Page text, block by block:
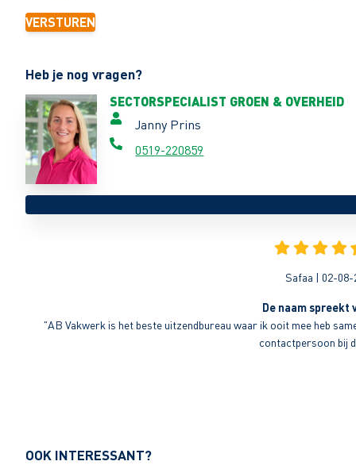
VERSTUREN
Heb je nog vragen?
SECTORSPECIALIST GROEN & OVERHEID
Janny Prins
0519-220859
Safaa | 02-08-
De naam spreekt
"AB Vakwerk is het beste uitzendbureau waar ik ooit mee heb
contactpersoon bij
OOK INTERESSANT?